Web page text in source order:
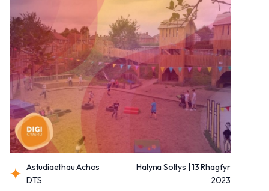
Astudiaethau Achos
DTS
Halyna Soltys | 13 Rhagfyr
2023